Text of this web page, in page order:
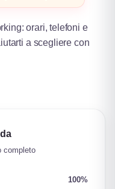
orari, telefoni e
a scegliere con
completo
100%